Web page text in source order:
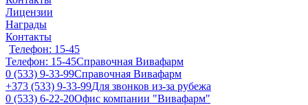
Лицензии
Награды
Контакты
Телефон: 15-45
Телефон: 15-45Справочная Вивафарм
0 (533) 9-33-99Справочная Вивафарм
+373 (533) 9-33-99Для звонков из-за рубежа
0 (533) 6-22-20Офис компании "Вивафарм"